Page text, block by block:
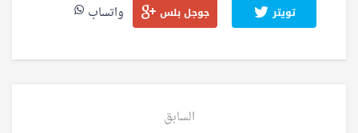
تويتر جوجل بلس واتساب
السابق